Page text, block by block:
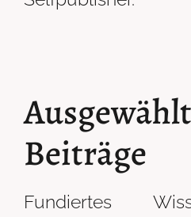
Beiträge
Fundiertes